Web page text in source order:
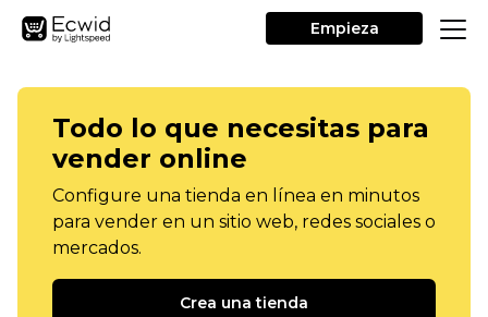
Empieza
Todo lo que necesitas para
vender online
Configure una tienda en línea en minutos
para vender en un sitio web, redes sociales o
mercados.
Crea una tienda